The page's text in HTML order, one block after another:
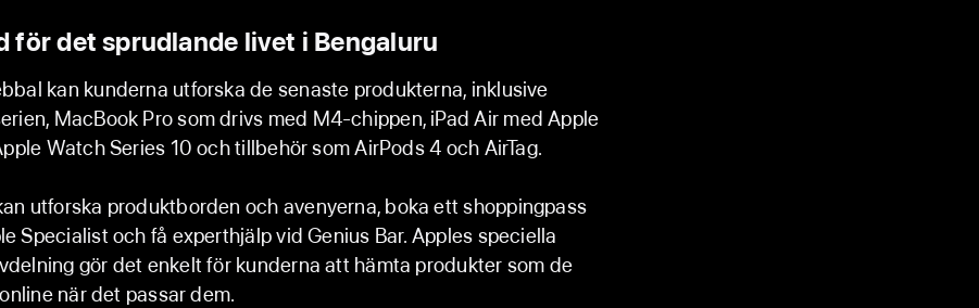
för det sprudlande livet i Bengaluru
kan kunderna utforska de senaste produkterna, inklusive
MacBook Pro som drivs med M4-chippen, iPad Air med Apple
Watch Series 10 och tillbehör som AirPods 4 och AirTag.
utforska produktborden och avenyerna, boka ett shoppingpass
Specialist och få experthjälp vid Genius Bar. Apples speciella
gör det enkelt för kunderna att hämta produkter som de
när det passar dem.